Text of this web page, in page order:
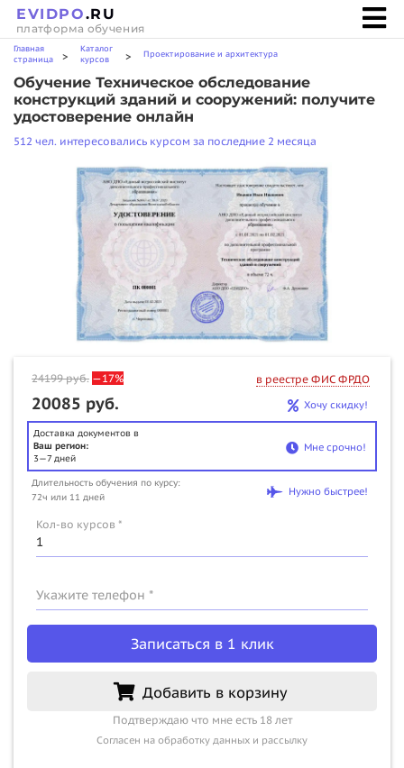
EVIDPO.RU
платформа обучения
Главная
страница
>
Каталог
курсов
> Проектирование и архитектура
Обучение Техническое обследование
конструкций зданий и сооружений: получите
удостоверение онлайн
512 чел. интересовались курсом за последние 2 месяца
24199руб. —17% в реестре ФИС ФРДО
20085 руб. Хочу скидку!
Доставка документов в
Ваш регион:
3—7 дней
Мне срочно!
Длительность обучения по курсу:
72ч или 11 дней
Нужно быстрее!
Кол-во курсов *
Укажите телефон *
Записаться в 1 клик
Добавить в корзину
Подтверждаю что мне есть 18 лет
Согласен на обработку данных и рассылку